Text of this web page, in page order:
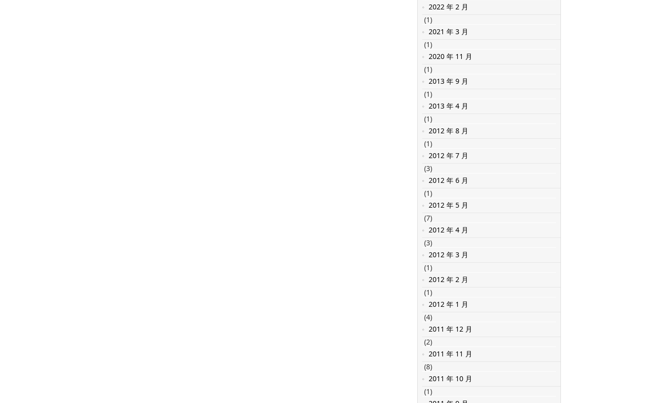
2022 年 2 月
(1)
2021 年 3 月
(1)
2020 年 11 月
(1)
2013 年 9 月
(1)
2013 年 4 月
(1)
2012 年 8 月
(1)
2012 年 7 月
(3)
2012 年 6 月
(1)
2012 年 5 月
(7)
2012 年 4 月
(3)
2012 年 3 月
(1)
2012 年 2 月
(1)
2012 年 1 月
(4)
2011 年 12 月
(2)
2011 年 11 月
(8)
2011 年 10 月
(1)